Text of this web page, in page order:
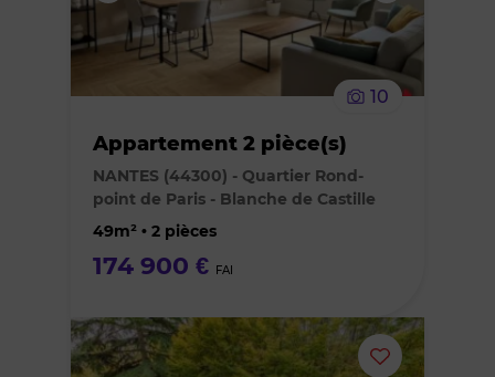
supprimer
le
10
Appartement 2 pièce(s)
NANTES (44300) - Quartier Rond-
point de Paris - Blanche de Castille
49m² • 2 pièces
174 900 € FAI
Ajouter